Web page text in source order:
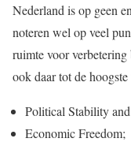
Nederland is op geen
noteren wel op veel
ruimte voor
ook daar tot de
Political Stability
Economic Freedom;